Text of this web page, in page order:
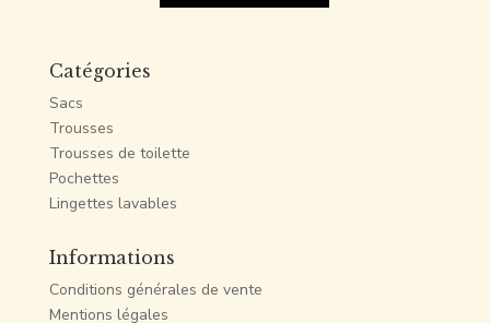
Catégories
Sacs
Trousses
Trousses de toilette
Pochettes
Lingettes lavables
Informations
Conditions générales de vente
Mentions légales